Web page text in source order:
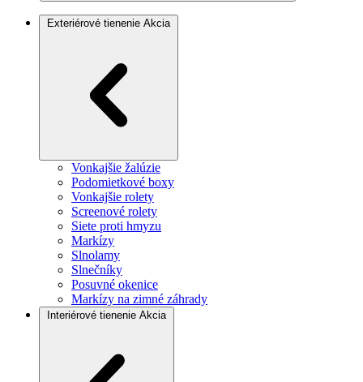
Exteriérové tienenie Akcia
Vonkajšie žalúzie
Podomietkové boxy
Vonkajšie rolety
Screenové rolety
Siete proti hmyzu
Markízy
Slnolamy
Slnečníky
Posuvné okenice
Markízy na zimné záhrady
Interiérové tienenie Akcia